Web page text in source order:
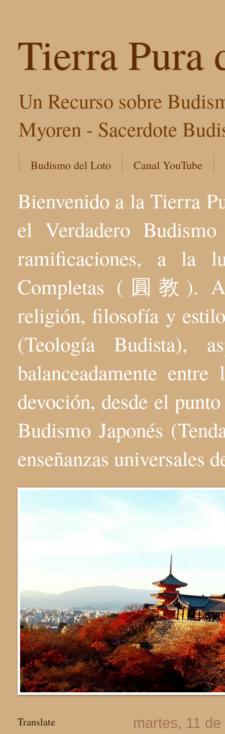
Tierra Pura
Un Recurso sobre
Myoren - Sacerdote
Budismo del Loto Canal YouTube
Bienvenido a la Tierra
el Verdadero
ramificaciones, a la
Completas (圓教).
religión, filosofía y
(Teología Budista),
balanceadamente
devoción, desde el
Budismo Japonés
enseñanzas universales
martes, 11
Translate